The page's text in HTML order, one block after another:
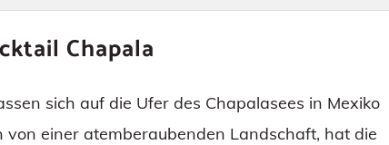
Chapala
sich auf die Ufer des Chapalasees in Mexiko
von einer atemberaubenden Landschaft, hat die